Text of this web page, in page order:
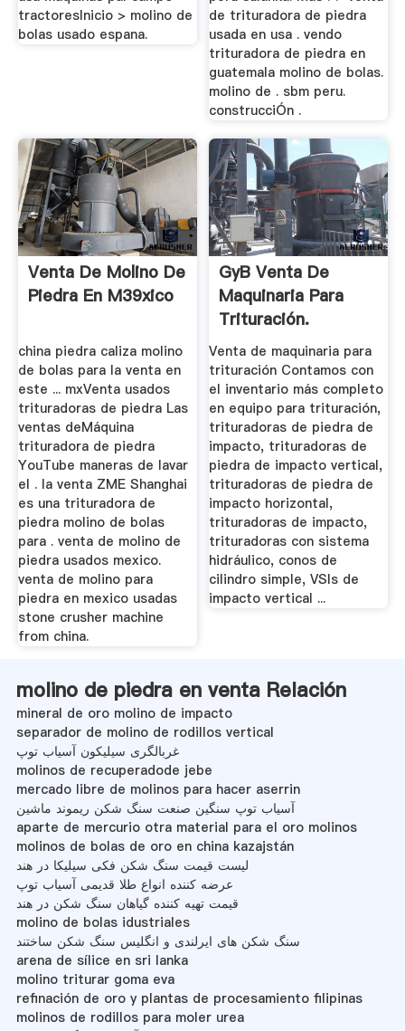
tractoresInicio > molino de
bolas usado espana.
de trituradora de piedra
usada en usa . vendo
trituradora de piedra en
guatemala molino de bolas.
molino de . sbm peru.
construcciÓn .
Venta De Molino De
Piedra En M39xico
china piedra caliza molino
de bolas para la venta en
este ... mxVenta usados
trituradoras de piedra Las
ventas deMáquina
trituradora de piedra
YouTube maneras de lavar
el . la venta ZME Shanghai
es una trituradora de
piedra molino de bolas
para . venta de molino de
piedra usados mexico.
venta de molino para
piedra en mexico usadas
stone crusher machine
from china.
GyB Venta De
Maquinaria Para
Trituración.
Trituradoras ...
Venta de maquinaria para
trituración Contamos con
el inventario más completo
en equipo para trituración,
trituradoras de piedra de
impacto, trituradoras de
piedra de impacto vertical,
trituradoras de piedra de
impacto horizontal,
trituradoras de impacto,
trituradoras con sistema
hidráulico, conos de
cilindro simple, VSIs de
impacto vertical ...
molino de piedra en venta Relación
mineral de oro molino de impacto
separador de molino de rodillos vertical
غربالگری سیلیکون آسیاب توپ
molinos de recuperadode jebe
mercado libre de molinos para hacer aserrin
آسیاب توپ سنگین صنعت سنگ شکن ریموند ماشین
aparte de mercurio otra material para el oro molinos
molinos de bolas de oro en china kazajstán
لیست قیمت سنگ شکن فکی سیلیکا در هند
عرضه کننده انواع طلا قدیمی آسیاب توپ
قیمت تهیه کننده گیاهان سنگ شکن در هند
molino de bolas idustriales
سنگ شکن های ایرلندی و انگلیس سنگ شکن ساختند
arena de sílice en sri lanka
molino triturar goma eva
refinación de oro y plantas de procesamiento filipinas
molinos de rodillos para moler urea